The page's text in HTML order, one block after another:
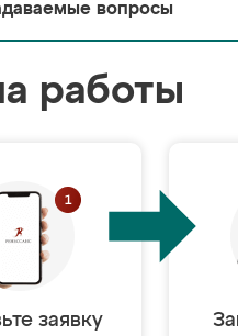
вопросы
работы
заявку